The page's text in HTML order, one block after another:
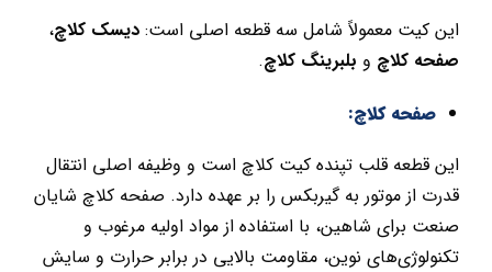
این کیت معمولاً شامل سه قطعه اصلی است:دیسک کلاچ،
صفحه کلاچو بلبرینگ کلاچ.
صفحه کلاچ:
این قطعه قلب تپنده کیت کلاچ است و وظیفه اصلی انتقال
قدرت از موتور به گیربکس را بر عهده دارد. صفحه کلاچ شایان
صنعت برای شاهین، با استفاده از مواد اولیه مرغوب و
تکنولوژی‌های نوین، مقاومت بالایی در برابر حرارت و سایش